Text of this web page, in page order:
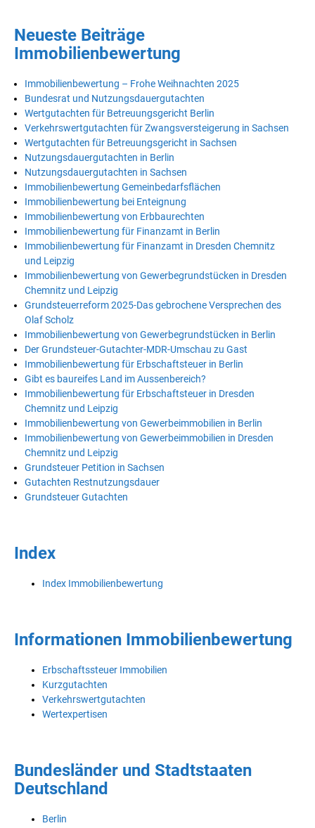
Neueste Beiträge
Immobilienbewertung
Immobilienbewertung – Frohe Weihnachten 2025
Bundesrat und Nutzungsdauergutachten
Wertgutachten für Betreuungsgericht Berlin
Verkehrswertgutachten für Zwangsversteigerung in Sachsen
Wertgutachten für Betreuungsgericht in Sachsen
Nutzungsdauergutachten in Berlin
Nutzungsdauergutachten in Sachsen
Immobilienbewertung Gemeinbedarfsflächen
Immobilienbewertung bei Enteignung
Immobilienbewertung von Erbbaurechten
Immobilienbewertung für Finanzamt in Berlin
Immobilienbewertung für Finanzamt in Dresden Chemnitz
und Leipzig
Immobilienbewertung von Gewerbegrundstücken in Dresden
Chemnitz und Leipzig
Grundsteuerreform 2025-Das gebrochene Versprechen des
Olaf Scholz
Immobilienbewertung von Gewerbegrundstücken in Berlin
Der Grundsteuer-Gutachter-MDR-Umschau zu Gast
Immobilienbewertung für Erbschaftsteuer in Berlin
Gibt es baureifes Land im Aussenbereich?
Immobilienbewertung für Erbschaftsteuer in Dresden
Chemnitz und Leipzig
Immobilienbewertung von Gewerbeimmobilien in Berlin
Immobilienbewertung von Gewerbeimmobilien in Dresden
Chemnitz und Leipzig
Grundsteuer Petition in Sachsen
Gutachten Restnutzungsdauer
Grundsteuer Gutachten
Index
Index Immobilienbewertung
Informationen Immobilienbewertung
Erbschaftssteuer Immobilien
Kurzgutachten
Verkehrswertgutachten
Wertexpertisen
Bundesländer und Stadtstaaten
Deutschland
Berlin